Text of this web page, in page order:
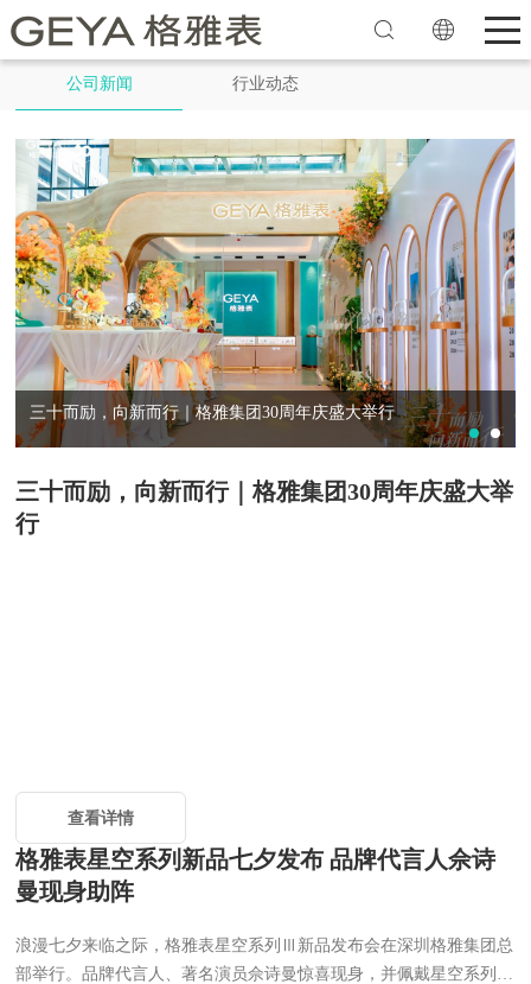
公司新闻 行业动态
三十而励，向新而行｜格雅集团30周年庆盛大举行
三十而励，向新而行｜格雅集团30周年庆盛大举
行
查看详情
格雅表星空系列新品七夕发布 品牌代言人佘诗
曼现身助阵
浪漫七夕来临之际，格雅表星空系列Ⅲ新品发布会在深圳格雅集团总
部举行。品牌代言人、著名演员佘诗曼惊喜现身，并佩戴星空系列Ⅲ